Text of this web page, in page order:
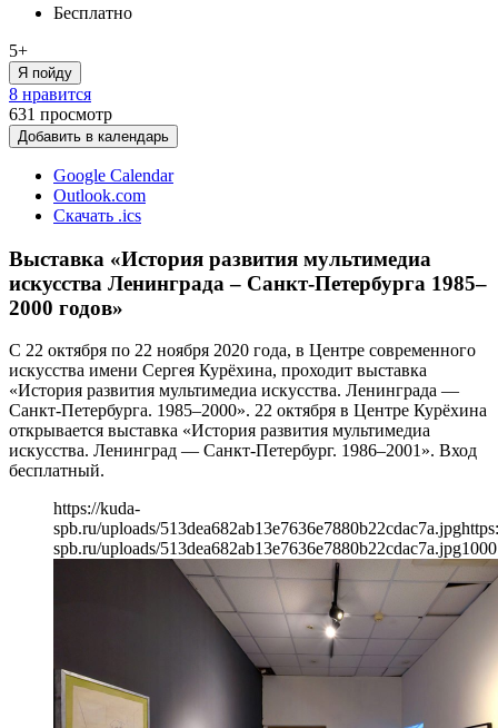
Бесплатно
5+
Я пойду
8 нравится
631 просмотр
Добавить в календарь
Google Calendar
Outlook.com
Скачать .ics
Выставка «История развития мультимедиа
искусства Ленинграда – Санкт-Петербурга 1985–
2000 годов»
С 22 октября по 22 ноября 2020 года, в Центре современного
искусства имени Сергея Курёхина, проходит выставка
«История развития мультимедиа искусства. Ленинграда —
Санкт-Петербурга. 1985–2000». 22 октября в Центре Курёхина
открывается выставка «История развития мультимедиа
искусства. Ленинград — Санкт-Петербург. 1986–2001». Вход
бесплатный.
https://kuda-
spb.ru/uploads/513dea682ab13e7636e7880b22cdac7a.jpg
spb.ru/uploads/513dea682ab13e7636e7880b22cdac7a.jpg1000